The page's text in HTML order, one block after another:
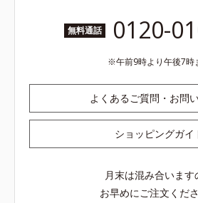
無料通話 0120-
午前9時より午後7時
よくあるご質問・お問
ショッピングガイ
月末は混み合います
お早めにご注文くださ